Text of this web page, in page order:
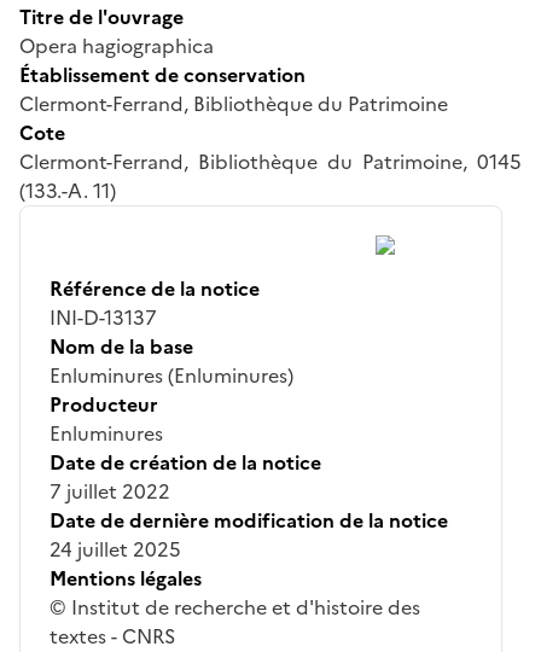
Titre de l'ouvrage
Opera hagiographica
Établissement de conservation
Clermont-Ferrand, Bibliothèque du Patrimoine
Cote
Clermont-Ferrand, Bibliothèque du Patrimoine, 0145
(133.-A. 11)
Référence de la notice
INI-D-13137
Nom de la base
Enluminures (Enluminures)
Producteur
Enluminures
Date de création de la notice
7 juillet 2022
Date de dernière modification de la notice
24 juillet 2025
Mentions légales
© Institut de recherche et d'histoire des
textes - CNRS